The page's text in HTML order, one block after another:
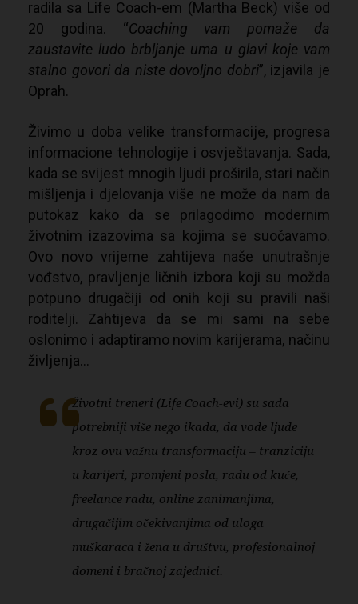
radila sa Life Coach-em (Martha Beck) više od
20 godina. “Coaching vam pomaže da
zaustavite ludo brbljanje uma u glavi koje vam
stalno govori da niste dovoljno dobri”, izjavila je
Oprah.
Živimo u doba velike transformacije, progresa
informacione tehnologije i osvještavanja. Sada,
kada se svijest mnogih ljudi proširila, stari način
mišljenja i djelovanja više ne može da nam da
putokaz kako da se prilagodimo modernim
životnim izazovima sa kojima se suočavamo.
Ovo novo vrijeme zahtijeva naše unutrašnje
vođstvo, pravljenje ličnih izbora koji su možda
potpuno drugačiji od onih koji su pravili naši
roditelji. Zahtijeva da se mi sami na sebe
oslonimo i adaptiramo novim karijerama, načinu
življenja…
Životni treneri (Life Coach-evi) su sada
potrebniji više nego ikada, da vode ljude
kroz ovu važnu transformaciju – tranziciju
u karijeri, promjeni posla, radu od kuće,
freelance radu, online zanimanjima,
drugačijim očekivanjima od uloga
muškaraca i žena u društvu, profesionalnoj
domeni i bračnoj zajednici.